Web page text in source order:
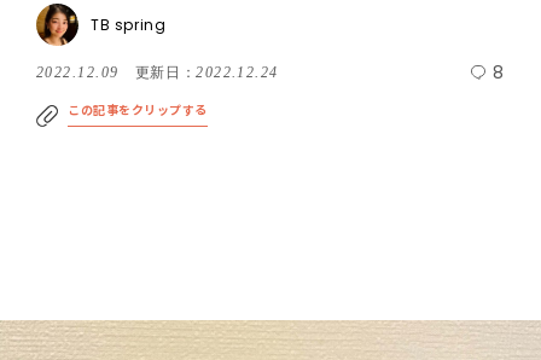
TB spring
2022.12.09 更新日：2022.12.24 8
この記事をクリップする